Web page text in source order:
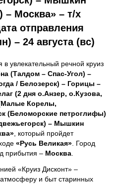
Москва» – т/х
отправления
– 24 августа (вс)
увлекательный речной круиз
(Талдом – Спас-Угол) –
/ Белозерск) – Горицы –
(2 дня о.Анзер, о.Кузова,
Корелы,
(Беломорские петроглифы)
– Мышкин
, который пройдет
«Русь Великая» . Город
прибытия – Москва
«Круиз Дисконт» –
атмосферу и быт старинных